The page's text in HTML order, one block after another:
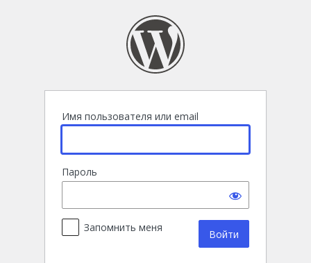
Имя пользователя или email
Пароль
Запомнить меня